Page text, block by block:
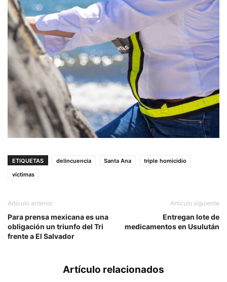
ETIQUETAS delincuencia Santa Ana
triple homicidio
víctimas
Artículo anterior
Para prensa mexicana es una
obligación un triunfo del Tri
frente a El Salvador
Artículo siguiente
Entregan lote de
medicamentos en Usulután
Artículo relacionados